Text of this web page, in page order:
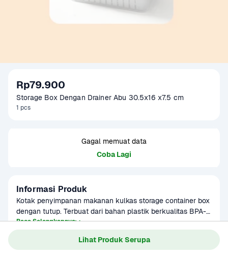
Lihat Produk Serupa
Rp79.900
Storage Box Dengan Drainer Abu 30.5x16 x7.5 cm
1 pcs
Gagal memuat data
Coba Lagi
Informasi Produk
Kotak penyimpanan makanan kulkas storage container box
dengan tutup. Terbuat dari bahan plastik berkualitas BPA-
Free. Cocok untuk menyimpan sayuran, buah, daging, dan
lain-lain.
Baca Selengkapnya